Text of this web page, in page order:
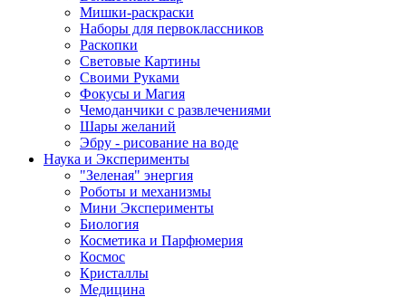
Мишки-раскраски
Наборы для первоклассников
Раскопки
Световые Картины
Своими Руками
Фокусы и Магия
Чемоданчики с развлечениями
Шары желаний
Эбру - рисование на воде
Наука и Эксперименты
"Зеленая" энергия
Роботы и механизмы
Мини Эксперименты
Биология
Косметика и Парфюмерия
Космос
Кристаллы
Медицина